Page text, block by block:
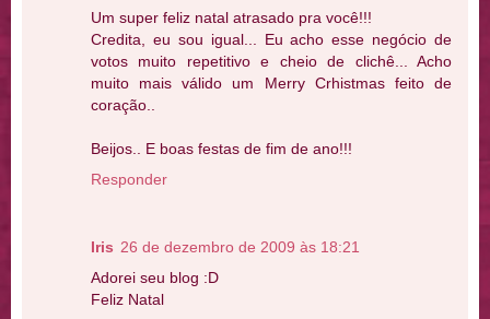
Um super feliz natal atrasado pra você!!!
Credita, eu sou igual... Eu acho esse negócio de
votos muito repetitivo e cheio de clichê... Acho
muito mais válido um Merry Crhistmas feito de
coração..
Beijos.. E boas festas de fim de ano!!!
Responder
Iris 26 de dezembro de 2009 às 18:21
Adorei seu blog :D
Feliz Natal